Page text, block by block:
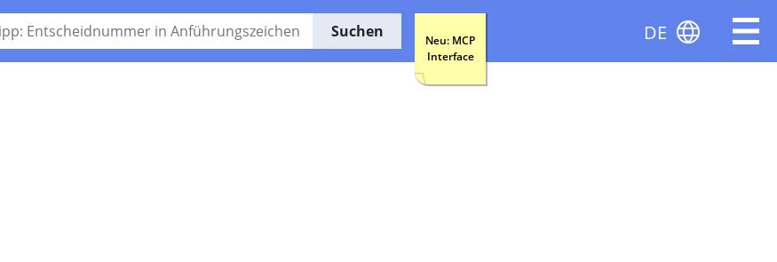
Suchen
Neu: MCP
Interface
DE